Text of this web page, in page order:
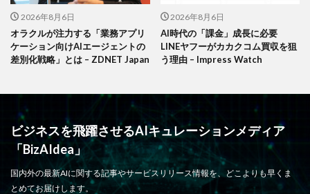
2026年8月6日
オラクルが注力する「業務アプリ
ケーション向けAIエージェントの
差別化戦略」とは – ZDNET Japan
2026年8月6日
AI時代の「課金」成長に必要
LINEヤフーがカカクコム買収を狙
う理由 – Impress Watch
ビジネスを飛躍させるAIキュレーションメディア
「BizAIdea」
国内外の最新AIに関する記事やサービスリリース情報を、どこよりも早くま
とめてお届けします。